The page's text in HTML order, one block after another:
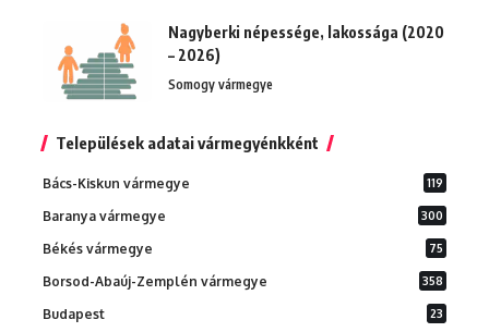
Nagyberki népessége, lakossága (2020
– 2026)
Somogy vármegye
Települések adatai vármegyénkként
Bács-Kiskun vármegye 119
Baranya vármegye 300
Békés vármegye 75
Borsod-Abaúj-Zemplén vármegye 358
Budapest 23